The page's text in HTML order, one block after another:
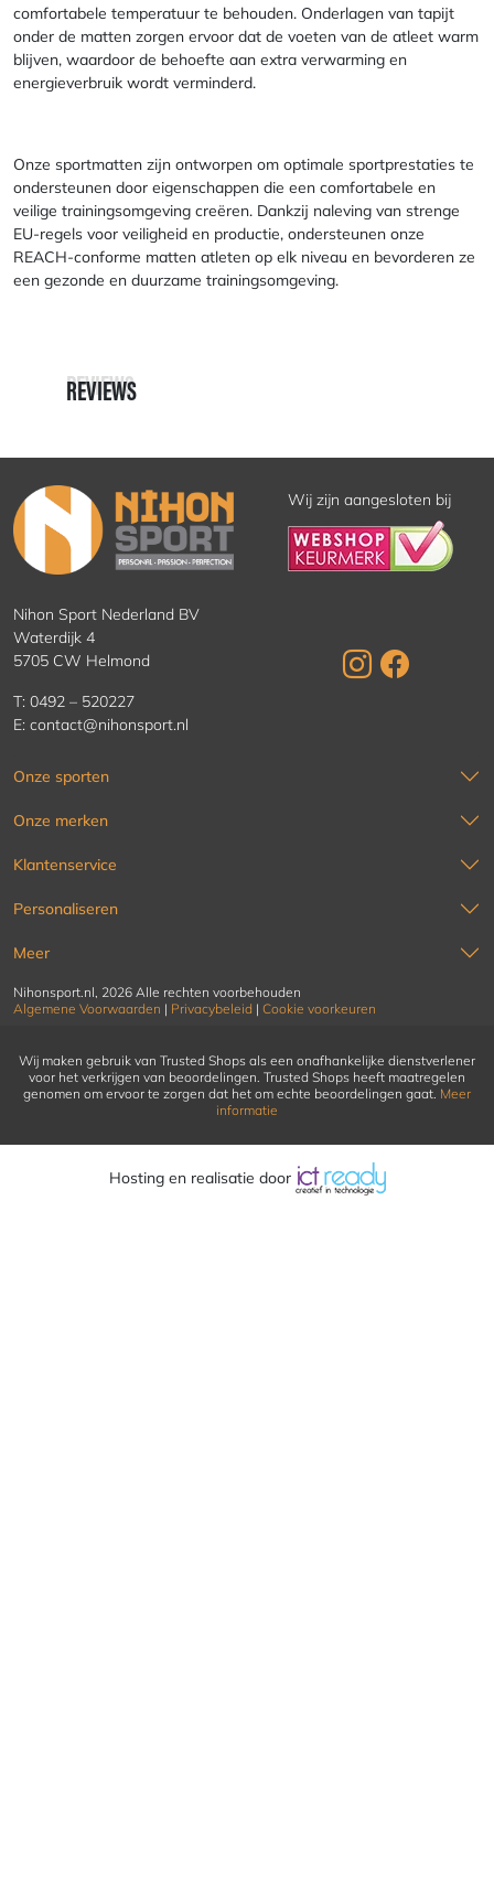
comfortabele temperatuur te behouden. Onderlagen van tapijt
onder de matten zorgen ervoor dat de voeten van de atleet warm
blijven, waardoor de behoefte aan extra verwarming en
energieverbruik wordt verminderd.
Onze sportmatten zijn ontworpen om optimale sportprestaties te
ondersteunen door eigenschappen die een comfortabele en
veilige trainingsomgeving creëren. Dankzij naleving van strenge
EU-regels voor veiligheid en productie, ondersteunen onze
REACH-conforme matten atleten op elk niveau en bevorderen ze
een gezonde en duurzame trainingsomgeving.
REVIEWS
REVIEWS
Wij zijn aangesloten bij
Nihon Sport Nederland BV
Waterdijk 4
5705 CW Helmond
T: 0492 – 520227
E: contact@nihonsport.nl
Onze sporten
Onze merken
Klantenservice
Personaliseren
Meer
Nihonsport.nl, 2026 Alle rechten voorbehouden
Algemene Voorwaarden | Privacybeleid | Cookie voorkeuren
Wij maken gebruik van Trusted Shops als een onafhankelijke dienstverlener
voor het verkrijgen van beoordelingen. Trusted Shops heeft maatregelen
genomen om ervoor te zorgen dat het om echte beoordelingen gaat. Meer
informatie
Hosting en realisatie door